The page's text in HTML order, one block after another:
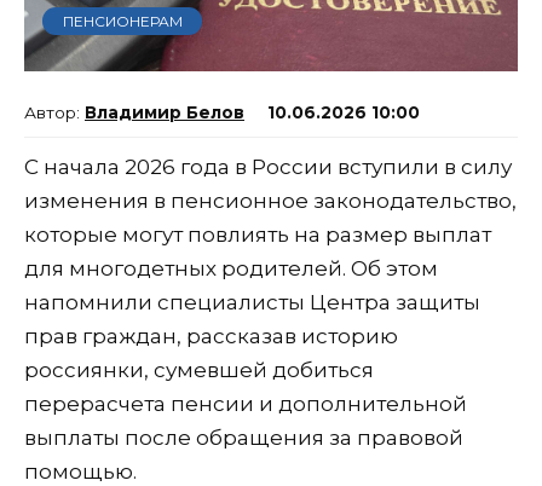
ПЕНСИОНЕРАМ
Владимир Белов 10.06.2026 10:00
С начала 2026 года в России вступили в силу
изменения в пенсионное законодательство,
которые могут повлиять на размер выплат
для многодетных родителей. Об этом
напомнили специалисты Центра защиты
прав граждан, рассказав историю
россиянки, сумевшей добиться
перерасчета пенсии и дополнительной
выплаты после обращения за правовой
помощью.